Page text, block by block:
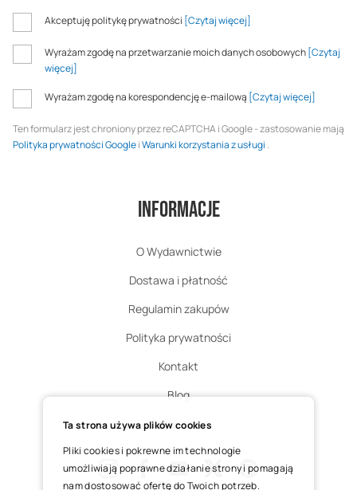
Akceptuję politykę prywatności [Czytaj więcej]
Wyrażam zgodę na przetwarzanie moich danych osobowych[Czytaj
więcej]
Wyrażam zgodę na korespondencję e-mailową [Czytaj więcej]
Ten formularz jest chroniony przez reCAPTCHA i Google - zastosowanie mają
Polityka prywatności GoogleiWarunki korzystania z usługi .
Informacje
O Wydawnictwie
Dostawa i płatność
Regulamin zakupów
Polityka prywatności
Kontakt
Blog
Zgłoś zwrot
InstagramFacebookYoutube
X Pinterest
Ta strona używa plików cookies
Pliki cookies i pokrewne im technologie
umożliwiają poprawne działanie strony i pomagają
nam dostosować ofertę do Twoich potrzeb.